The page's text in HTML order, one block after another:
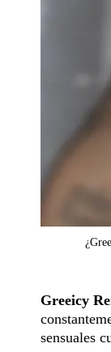
Greeicy
sensuales